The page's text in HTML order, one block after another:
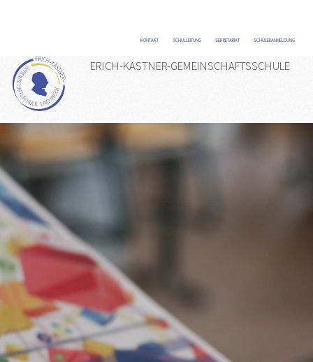
KONTAKT SCHULLEITUNG SEKRETARIAT SCHÜLERANMELDUNG
ERICH-KÄSTNER-GEMEINSCHAFTSSCHULE